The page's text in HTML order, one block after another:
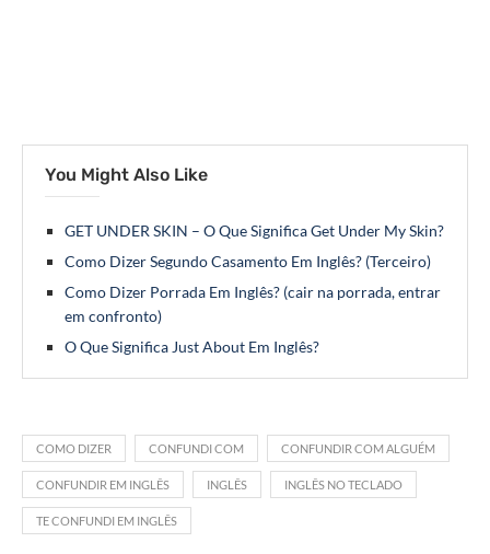
You Might Also Like
GET UNDER SKIN – O Que Significa Get Under My Skin?
Como Dizer Segundo Casamento Em Inglês? (Terceiro)
Como Dizer Porrada Em Inglês? (cair na porrada, entrar
em confronto)
O Que Significa Just About Em Inglês?
COMO DIZER CONFUNDI COM CONFUNDIR COM ALGUÉM
CONFUNDIR EM INGLÊS INGLÊS INGLÊS NO TECLADO
TE CONFUNDI EM INGLÊS